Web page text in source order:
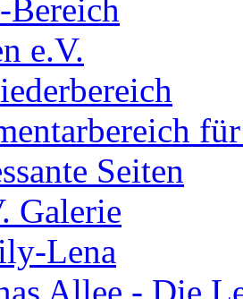
Bereich
e.V.
Seiten
Galerie
Lena
Allee - Die